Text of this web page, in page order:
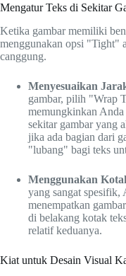
Mengatur Teks di Sekitar
Ketika gambar memiliki
menggunakan opsi "Tight"
canggung.
Menyesuaikan
gambar, pilih "Wrap
memungkinkan Anda
sekitar gambar yang
jika ada bagian dari
"lubang" bagi teks
Menggunakan
yang sangat spesifik,
menempatkan
di belakang kotak
relatif keduanya.
Kiat untuk Desain Visual